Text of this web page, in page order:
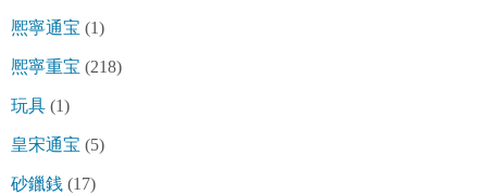
熈寧通宝 (1)
熈寧重宝 (218)
玩具 (1)
皇宋通宝 (5)
砂鑞銭 (17)